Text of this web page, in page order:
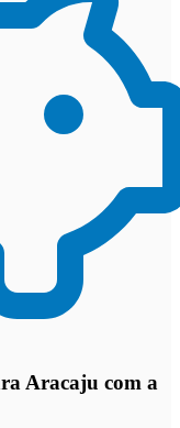
Aracaju com a